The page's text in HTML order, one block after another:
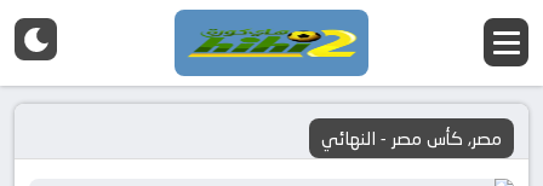
مصر, كأس مصر - النهائي